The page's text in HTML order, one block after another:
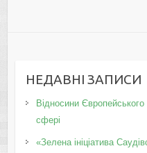
НЕДАВНІ ЗАПИСИ
Відносини
сфері
«Зелена ініціатива